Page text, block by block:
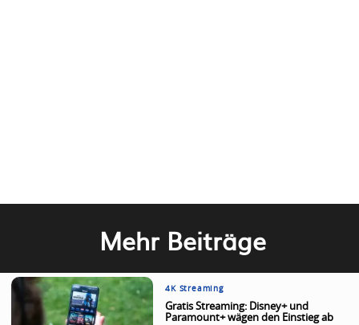
Mehr Beiträge
4K Streaming
Gratis Streaming: Disney+ und
Paramount+ wägen den Einstieg ab